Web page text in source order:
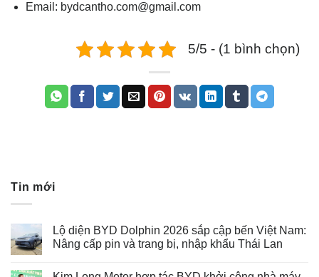
Email: bydcantho.com@gmail.com
5/5 - (1 bình chọn)
Tin mới
Lộ diện BYD Dolphin 2026 sắp cập bến Việt Nam:
Nâng cấp pin và trang bị, nhập khẩu Thái Lan